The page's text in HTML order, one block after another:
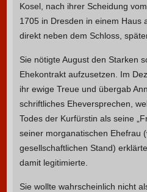
Kosel, nach ihrer Scheidung
1705 in Dresden in einem Haus
direkt neben dem Schloss,
Sie nötigte August den Starken
Ehekontrakt aufzusetzen. Im
ihr ewige Treue und übergab
schriftliches Eheversprechen,
Todes der Kurfürstin als seine
seiner morganatischen Ehefrau
gesellschaftlichen Stand)
damit legitimierte.
Sie wollte wahrscheinlich nicht